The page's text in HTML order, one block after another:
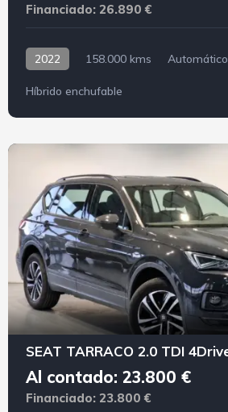
Financiado: 26.890 €
2022 158.000 kms Automático
Híbrido enchufable
Al contado: 23.800 €
Financiado: 23.800 €